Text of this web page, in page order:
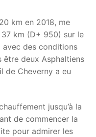
km en 2018, me
km (D+ 950) sur le
avec des conditions
être deux Asphaltiens
de Cheverny a eu
jusqu’à la
de commencer la
pour admirer les